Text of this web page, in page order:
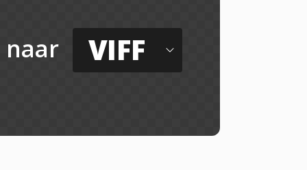
naar VIFF